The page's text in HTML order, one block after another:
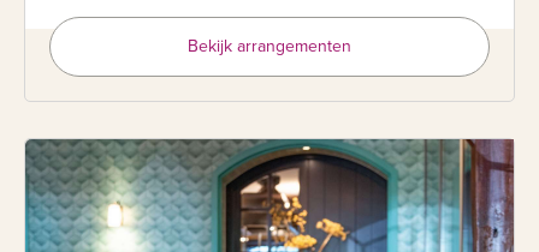
Bekijk arrangementen